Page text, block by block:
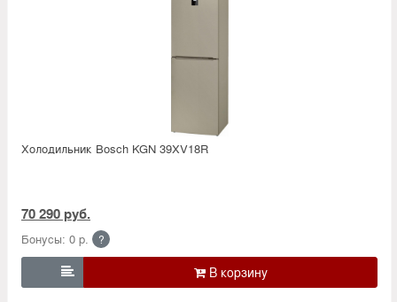
Холодильник Bosсh KGN 39XV18R
70 290 руб.
Бонусы: 0 р. ?
